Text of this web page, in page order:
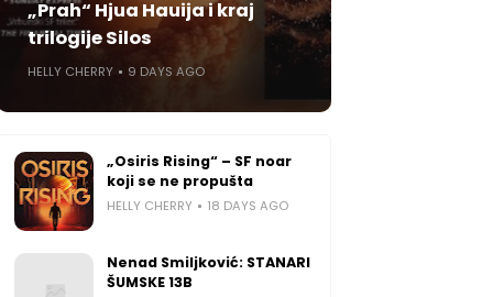
„Prah“ Hjua Hauija i kraj
trilogije Silos
HELLY CHERRY 9 DAYS AGO
„Osiris Rising“ – SF noar
koji se ne propušta
HELLY CHERRY 18 DAYS AGO
Nenad Smiljković: STANARI
ŠUMSKE 13B